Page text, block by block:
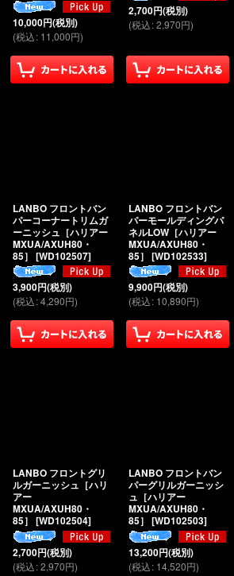
10,000円(税別)
(税込: 11,000円)
2,700円(税別)
(税込:2,970円)
LANBO フロントバン
パーコーナートリムガ
ーニッシュ［ハリアー
MXUA/AXUH80・
85］ [WD102507]
3,900円(税別)
(税込:4,290円)
LANBO フロントバン
パーモールディングパ
ネルLOW［ハリアー
MXUA/AXUH80・
85］ [WD102533]
9,900円(税別)
(税込: 10,890円)
LANBO フロントグリ
ルガーニッシュ［ハリ
アー
MXUA/AXUH80・
85］ [WD102504]
2,700円(税別)
(税込:2,970円)
LANBO フロントバン
パーグリルガーニッシ
ュ［ハリアー
MXUA/AXUH80・
85］ [WD102503]
13,200円(税別)
(税込: 14,520円)